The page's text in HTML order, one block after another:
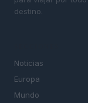
destino.
Noticias
Europa
Mundo